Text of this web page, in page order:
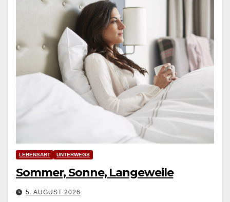
LEBENSART UNTERWEGS
Sommer, Sonne, Langeweile
5. AUGUST 2026